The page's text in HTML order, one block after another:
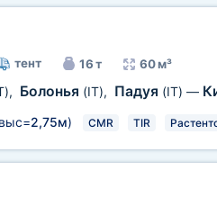
тент 16 т 60 м³
, Болонья (IT), Падуя (IT) —
выс=2,75м) CMR TIR